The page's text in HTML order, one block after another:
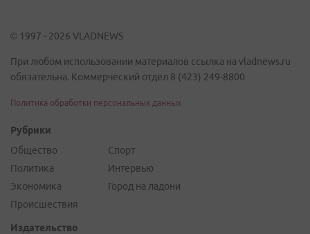
© 1997 - 2026 VLADNEWS
При любом использовании материалов ссылка на vladnews.ru
обязательна. Коммерческий отдел 8 (423) 249-8800
Политика обработки персональных данных
Рубрики
Общество
Политика
Экономика
Происшествия
Спорт
Интервью
Город на ладони
Издательство